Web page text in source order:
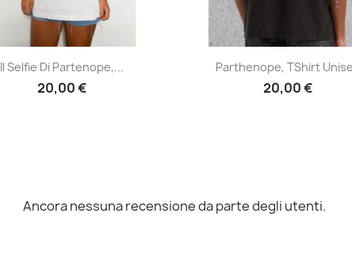
 Anteprima
Il Selfie Di Partenope,...
20,00 €
Anteprima
Parthenope, TShirt
20,00 €
Ancora nessuna recensione da parte degli utenti.